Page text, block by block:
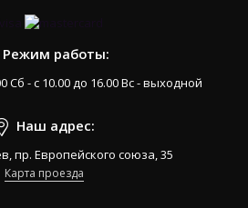
Режим работы:
Сб - с 10.00 до 16.00 Вс - выходной
Наш адрес:
пр. Европейского союза, 35
Карта проезда